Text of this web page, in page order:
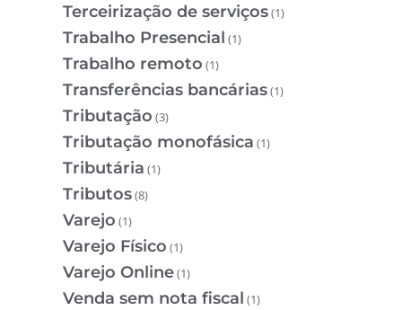
Terceirização de serviços(1)
Trabalho Presencial (1)
Trabalho remoto (1)
Transferências bancárias(1)
Tributação (3)
Tributação monofásica (1)
Tributária (1)
Tributos(8)
Varejo (1)
Varejo Físico (1)
Varejo Online(1)
Venda sem nota fiscal (1)